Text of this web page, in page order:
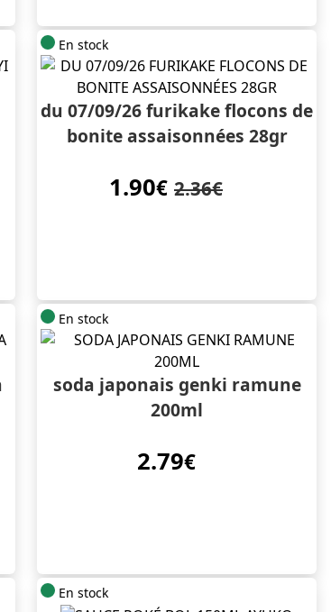
En stock
du 07/09/26 furikake flocons de
bonite assaisonnées 28gr
1.90€ 2.36€
En stock
soda japonais genki ramune
200ml
2.79€
En stock